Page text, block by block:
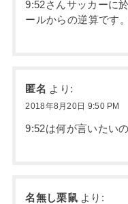
9:52さんサッカーに
ールからの逆算です
匿名 より:
2018年8月20日 9:50 PM
9:52は何が言いたい
名無し栗鼠 より: